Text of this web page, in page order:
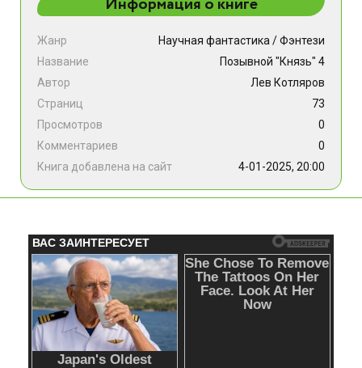
Жанр Научная фантастика /Фэнтези
Название
Позывной "Князь" 4
Автор
Лев Котляров
Страниц
73
Просмотров
0
Комментариев
0
Книга добавлена на сайт
4-01-2025, 20:00